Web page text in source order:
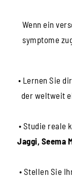
Wenn ein
symptome
• Lernen Sie
der weltweit
• Studie reale
Jaggi, Seema
• Stellen Sie